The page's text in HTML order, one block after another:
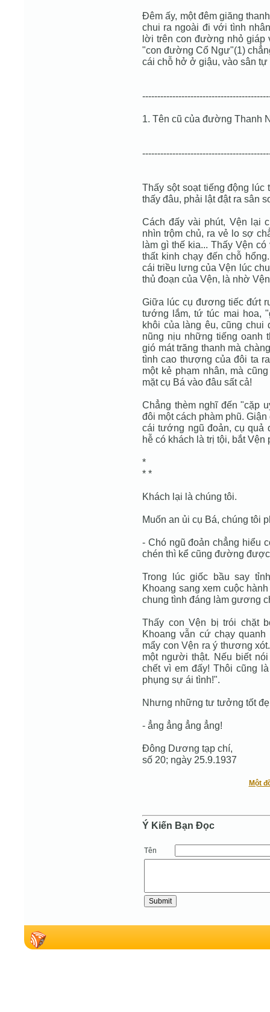
Đêm ấy, một đêm giăng
chui ra ngoài đi với tình
lời trên con đường nhỏ giáp
"con đường Cổ Ngư"(1)
cái chỗ hở ở giậu, vào sân
1. Tên cũ của đường Thanh
Thấy sột soạt tiếng động lúc
thấy đâu, phải lật đật ra sân
Cách đấy vài phút, Vện lại
nhìn trộm chủ, ra vẻ lo sợ
làm gì thế kia... Thấy Vện
thất kinh chạy đến chỗ
cái triều lưng của Vện lúc
thủ đoạn của Vện, là nhờ
Giữa lúc cụ đương tiếc đứt
tướng lắm, tứ túc mai hoa,
khôi của làng êu, cũng
nũng nịu những tiếng oanh
gió mát trăng thanh mà
tình cao thượng của đôi ta
một kẻ phạm nhân, mà
mặt cụ Bá vào đâu sất cả!
Chẳng thèm nghĩ đến "cặp
đôi một cách phàm phũ.
cái tướng ngũ đoản, cụ quả
hễ có khách là trị tội, bắt
*
* *
Khách lại là chúng tôi.
Muốn an ủi cụ Bá, chúng tôi
- Chó ngũ đoản chẳng hiểu
chén thì kể cũng đường
Trong lúc giốc bầu say
Khoang sang xem cuộc
chung tình đáng làm gương
Thấy con Vện bị trói chặt
Khoang vẫn cứ chạy
mẩy con Vện ra ý thương
một người thật. Nếu biết
chết vì em đấy! Thôi cũng
phụng sự ái tình!".
Nhưng những tư tưởng tốt
- ẳng ẳng ẳng ẳng!
Đông Dương tạp chí,
số 20; ngày 25.9.1937
Một
Ý Kiến Bạn Ðọc
Tên